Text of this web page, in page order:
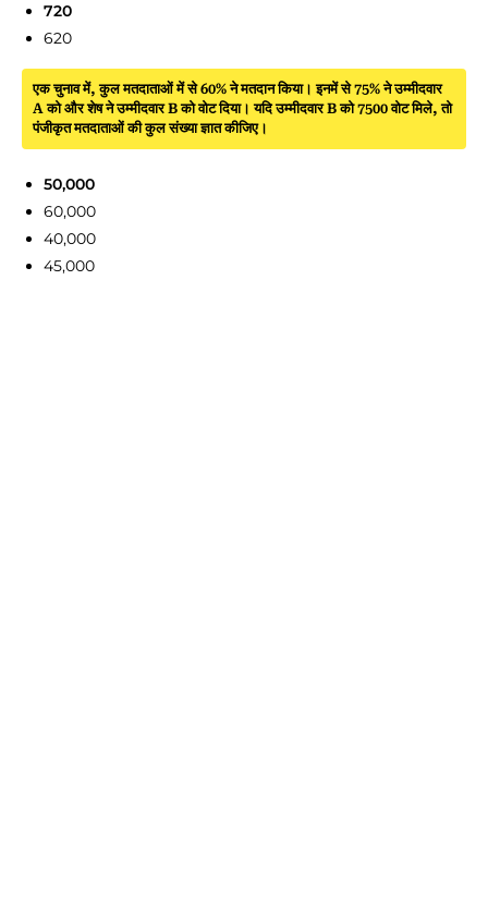
720
620
एक चुनाव में, कुल मतदाताओं में से 60% ने मतदान किया। इनमें से 75% ने उम्मीदवार
A को और शेष ने उम्मीदवार B को वोट दिया। यदि उम्मीदवार B को 7500 वोट मिले, तो
पंजीकृत मतदाताओं की कुल संख्या ज्ञात कीजिए।
50,000
60,000
40,000
45,000